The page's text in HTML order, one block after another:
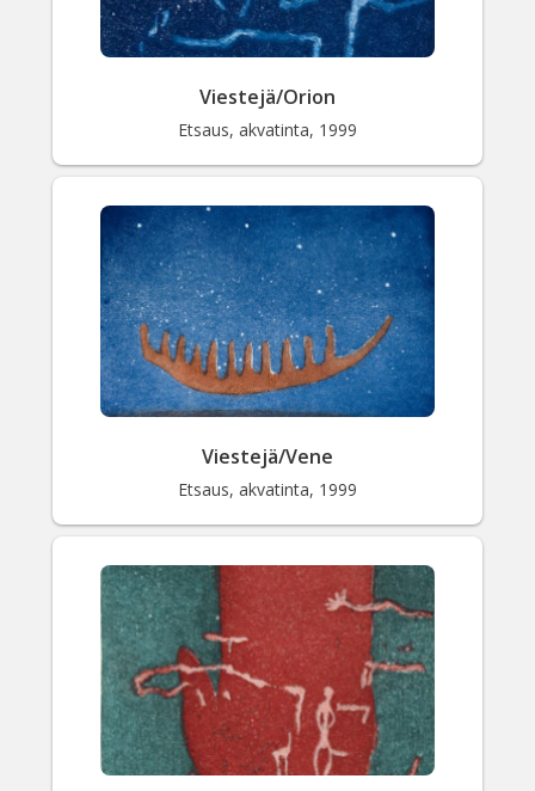
Viestejä/Orion
Etsaus, akvatinta, 1999
Viestejä/Vene
Etsaus, akvatinta, 1999